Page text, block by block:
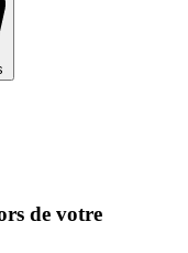
de votre